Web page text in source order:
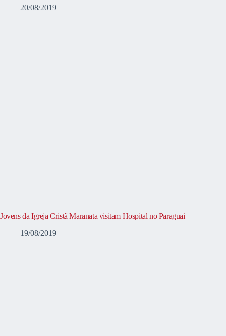
20/08/2019
Jovens da Igreja Cristã Maranata visitam Hospital no Paraguai
19/08/2019